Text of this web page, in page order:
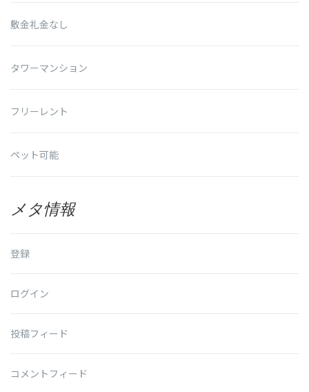
敷金礼金なし
タワーマンション
フリーレント
ペット可能
メタ情報
登録
ログイン
投稿フィード
コメントフィード